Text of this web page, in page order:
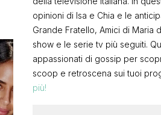
opinioni di Isa e Chia e le
Grande Fratello, Amici di Maria
show e le serie tv più seguiti.
appassionati di gossip per
scoop e retroscena sui tuoi
più!